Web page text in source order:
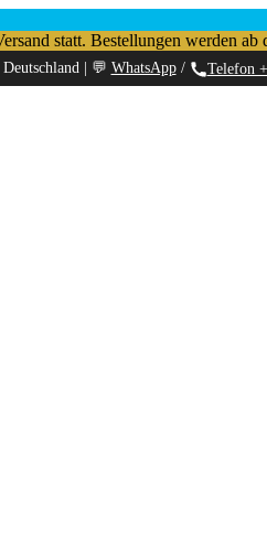
statt. Bestellungen werden
| 💬 WhatsApp/ Telefon